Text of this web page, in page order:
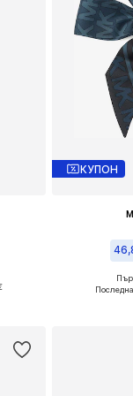
КУПОН